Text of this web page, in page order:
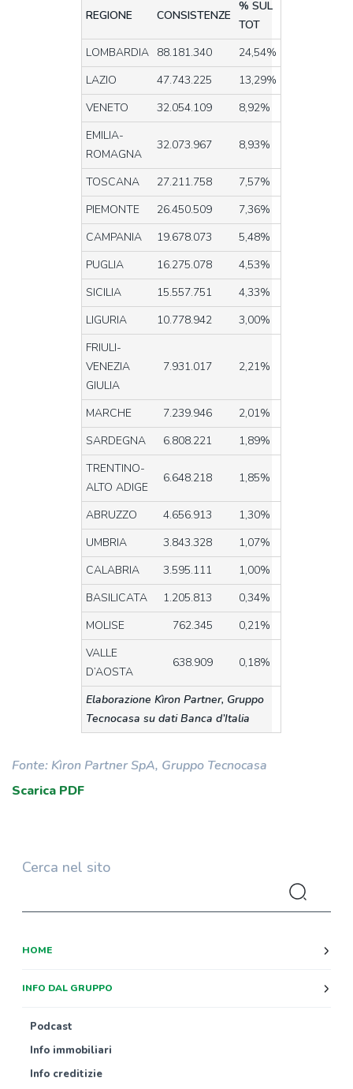
REGIONE CONSISTENZE
% SUL
TOT
LOMBARDIA 88.181.340
24,54%
LAZIO
47.743.225
13,29%
VENETO
32.054.109
8,92%
EMILIA-
ROMAGNA
32.073.967 8,93%
TOSCANA 27.211.758
7,57%
PIEMONTE
26.450.509
7,36%
CAMPANIA
19.678.073
5,48%
PUGLIA
16.275.078
4,53%
SICILIA
15.557.751
4,33%
LIGURIA
10.778.942
3,00%
FRIULI-
VENEZIA
GIULIA
7.931.017 2,21%
MARCHE 7.239.946
2,01%
SARDEGNA
6.808.221
1,89%
TRENTINO-
ALTO ADIGE
6.648.218 1,85%
ABRUZZO 4.656.913
1,30%
UMBRIA
3.843.328
1,07%
CALABRIA
3.595.111
1,00%
BASILICATA
1.205.813
0,34%
MOLISE
762.345
0,21%
VALLE
D’AOSTA
638.909 0,18%
Elaborazione Kìron Partner, Gruppo
Tecnocasa su dati Banca d’Italia
Fonte: Kìron Partner SpA, Gruppo Tecnocasa
Scarica PDF
Cerca nel sito
HOME
INFO DAL GRUPPO
Podcast
Info immobiliari
Info creditizie